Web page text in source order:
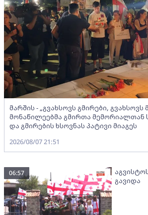
მარშის - „გვახსოვს გმირები, გვახსოვს
მონაწილეებმა გმირთა მემორიალთან
და გმირების ხსოვნას პატივი მიაგეს
2026/08/07 21:51
გავიდა
06:57